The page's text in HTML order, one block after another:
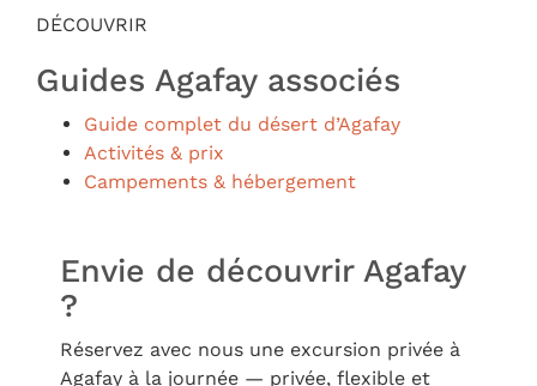
DÉCOUVRIR
Guides Agafay associés
Guide complet du désert d’Agafay
Activités & prix
Campements & hébergement
Envie de découvrir Agafay
?
Réservez avec nous une excursion privée à
Agafay à la journée — privée, flexible et